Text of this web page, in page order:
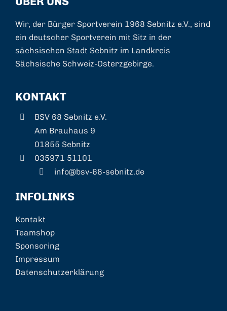
Wir, der Bürger Sportverein 1968 Sebnitz e.V., sind
ein deutscher Sportverein mit Sitz in der
sächsischen Stadt Sebnitz im Landkreis
Sächsische Schweiz-Osterzgebirge.
KONTAKT
BSV 68 Sebnitz e.V.
Am Brauhaus 9
01855 Sebnitz
035971 51101
info@bsv-68-sebnitz.de
INFOLINKS
Kontakt
Teamshop
Sponsoring
Impressum
Datenschutzerklärung